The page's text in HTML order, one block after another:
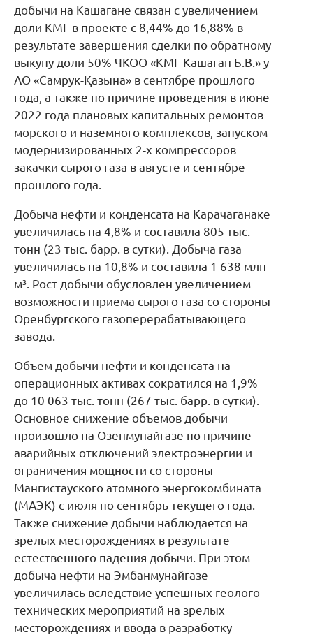
добычи на Кашагане связан с увеличением
доли КМГ в проекте с 8,44% до 16,88% в
результате завершения сделки по обратному
выкупу доли 50% ЧКОО «КМГ Кашаган Б.В.» у
АО «Самрук-Қазына» в сентябре прошлого
года, а также по причине проведения в июне
2022 года плановых капитальных ремонтов
морского и наземного комплексов, запуском
модернизированных 2-х компрессоров
закачки сырого газа в августе и сентябре
прошлого года.
Добыча нефти и конденсата на Карачаганаке
увеличилась на 4,8% и составила 805 тыс.
тонн (23 тыс. барр. в сутки). Добыча газа
увеличилась на 10,8% и составила 1 638 млн
м³. Рост добычи обусловлен увеличением
возможности приема сырого газа со стороны
Оренбургского газоперерабатывающего
завода.
Объем добычи нефти и конденсата на
операционных активах сократился на 1,9%
до 10 063 тыс. тонн (267 тыс. барр. в сутки).
Основное снижение объемов добычи
произошло на Озенмунайгазе по причине
аварийных отключений электроэнергии и
ограничения мощности со стороны
Мангистауского атомного энергокомбината
(МАЭК) с июля по сентябрь текущего года.
Также снижение добычи наблюдается на
зрелых месторождениях в результате
естественного падения добычи. При этом
добыча нефти на Эмбанмунайгазе
увеличилась вследствие успешных геолого-
технических мероприятий на зрелых
месторождениях и ввода в разработку